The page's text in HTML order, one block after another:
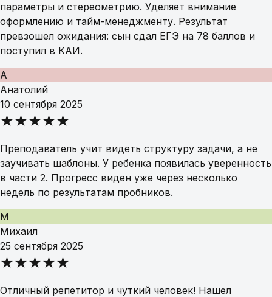
параметры и стереометрию. Уделяет внимание
оформлению и тайм-менеджменту. Результат
превзошел ожидания: сын сдал ЕГЭ на 78 баллов и
поступил в КАИ.
А
Анатолий
10 сентября 2025
★★★★★
Преподаватель учит видеть структуру задачи, а не
заучивать шаблоны. У ребенка появилась уверенность
в части 2. Прогресс виден уже через несколько
недель по результатам пробников.
М
Михаил
25 сентября 2025
★★★★★
Отличный репетитор и чуткий человек! Нашел